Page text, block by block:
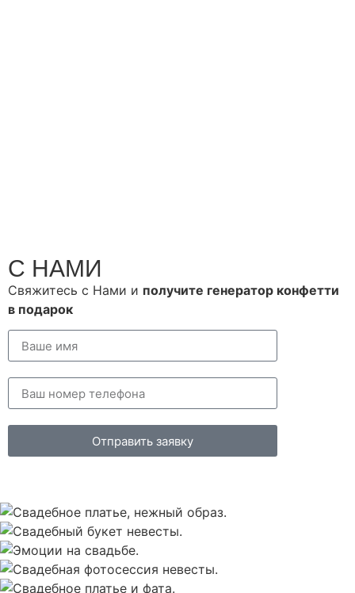
Свяжитесь
С НАМИ
Свяжитесь с Нами и получите генератор конфетти
в подарок
Отправить заявку